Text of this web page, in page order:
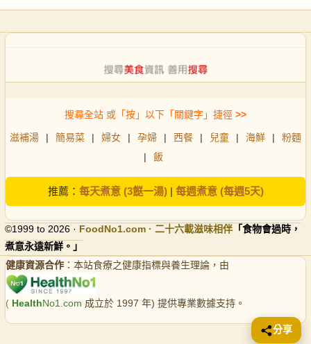
搜尋全站 或「按」以下「關鍵字」捷徑 >>
滋補湯 | 簡易菜 | 婦女 | 孕婦 | 西餐 | 兒童 | 海鮮 |
粉麵
|
飯
推薦： 每天煮意 (3餸一湯)| 每週煮意 (每週5天)
©1999 to 2026 · FoodNo1.com · 二十六載滋味相伴 「食物會過時，
煮意永遠新鮮。」
健康資源合作 ：本站食療之健康指標與養生理論，由
( HealthNo1.com 成立於 1997 年) 提供專業數據支持。
分享